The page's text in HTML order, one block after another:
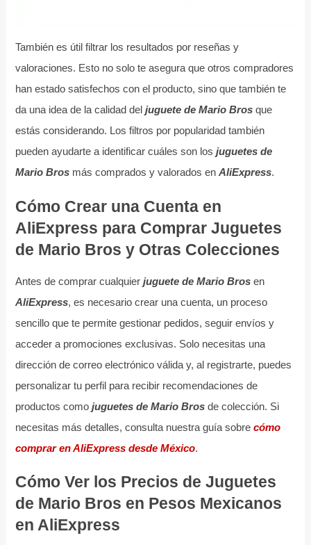
También es útil filtrar los resultados por reseñas y
valoraciones. Esto no solo te asegura que otros compradores
han estado satisfechos con el producto, sino que también te
da una idea de la calidad del juguete de Mario Brosque
estás considerando. Los filtros por popularidad también
pueden ayudarte a identificar cuáles son los juguetes de
Mario Brosmás comprados y valorados en AliExpress.
Cómo Crear una Cuenta en
AliExpress para Comprar Juguetes
de Mario Bros y Otras Colecciones
Antes de comprar cualquier juguete de Mario Brosen
AliExpress, es necesario crear una cuenta, un proceso
sencillo que te permite gestionar pedidos, seguir envíos y
acceder a promociones exclusivas. Solo necesitas una
dirección de correo electrónico válida y, al registrarte, puedes
personalizar tu perfil para recibir recomendaciones de
productos como juguetes de Mario Brosde colección. Si
necesitas más detalles, consulta nuestra guía sobre cómo
comprar en AliExpress desde México.
Cómo Ver los Precios de Juguetes
de Mario Bros en Pesos Mexicanos
en AliExpress